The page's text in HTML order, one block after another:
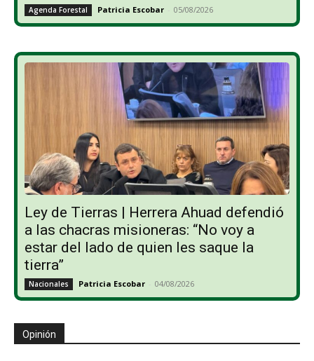
Agenda Forestal Patricia Escobar - 05/08/2026
Ley de Tierras | Herrera Ahuad defendió
a las chacras misioneras: “No voy a
estar del lado de quien les saque la
tierra”
Nacionales Patricia Escobar - 04/08/2026
Opinión